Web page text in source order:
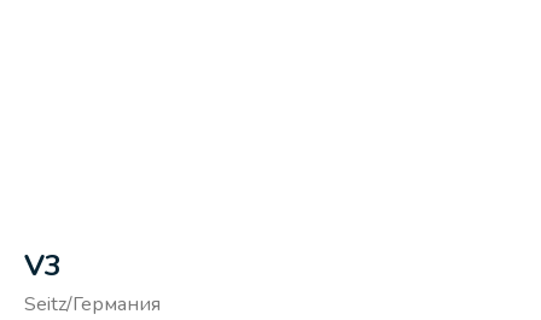
V3
Seitz/Германия